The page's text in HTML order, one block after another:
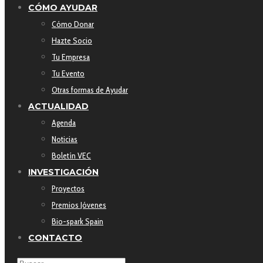
CÓMO AYUDAR
Cómo Donar
Hazte Socio
Tu Empresa
Tu Evento
Otras formas de Ayudar
ACTUALIDAD
Agenda
Noticias
Boletín VEC
INVESTIGACIÓN
Proyectos
Premios Jóvenes
Bio-spark Spain
CONTACTO